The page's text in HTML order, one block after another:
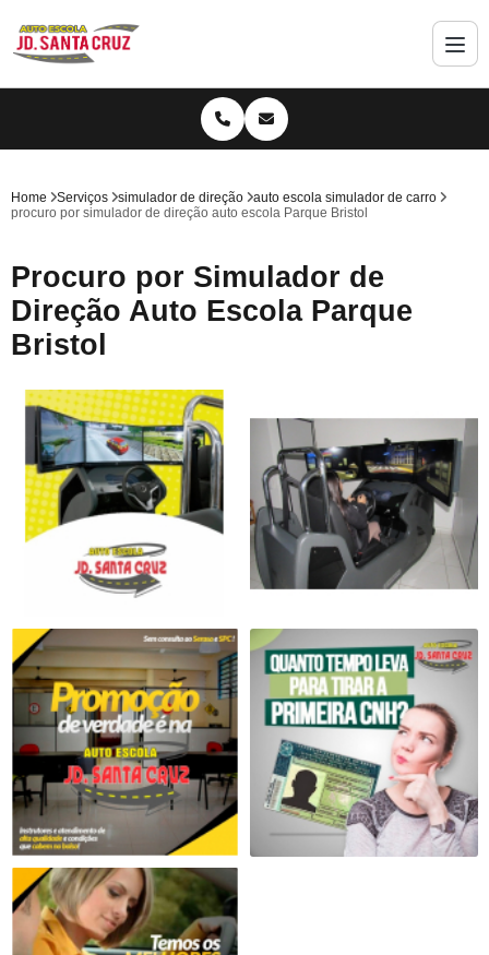
Home Serviços simulador de direção
auto escola simulador de carro
procuro por simulador de direção auto escola Parque Bristol
Procuro por Simulador de
Direção Auto Escola Parque
Bristol